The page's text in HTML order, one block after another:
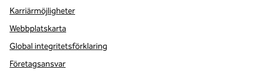
Karriärmöjligheter
Webbplatskarta
Global integritetsförklaring
Företagsansvar